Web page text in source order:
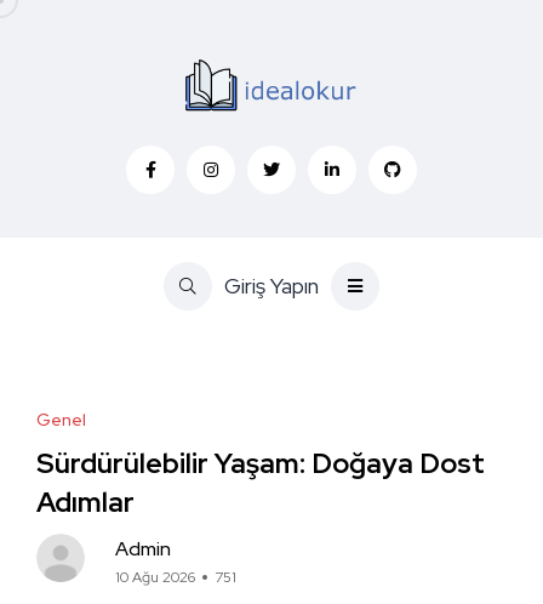
Giriş Yapın
Genel
Sürdürülebilir Yaşam: Doğaya Dost
Adımlar
Admin
10 Ağu 2026 751